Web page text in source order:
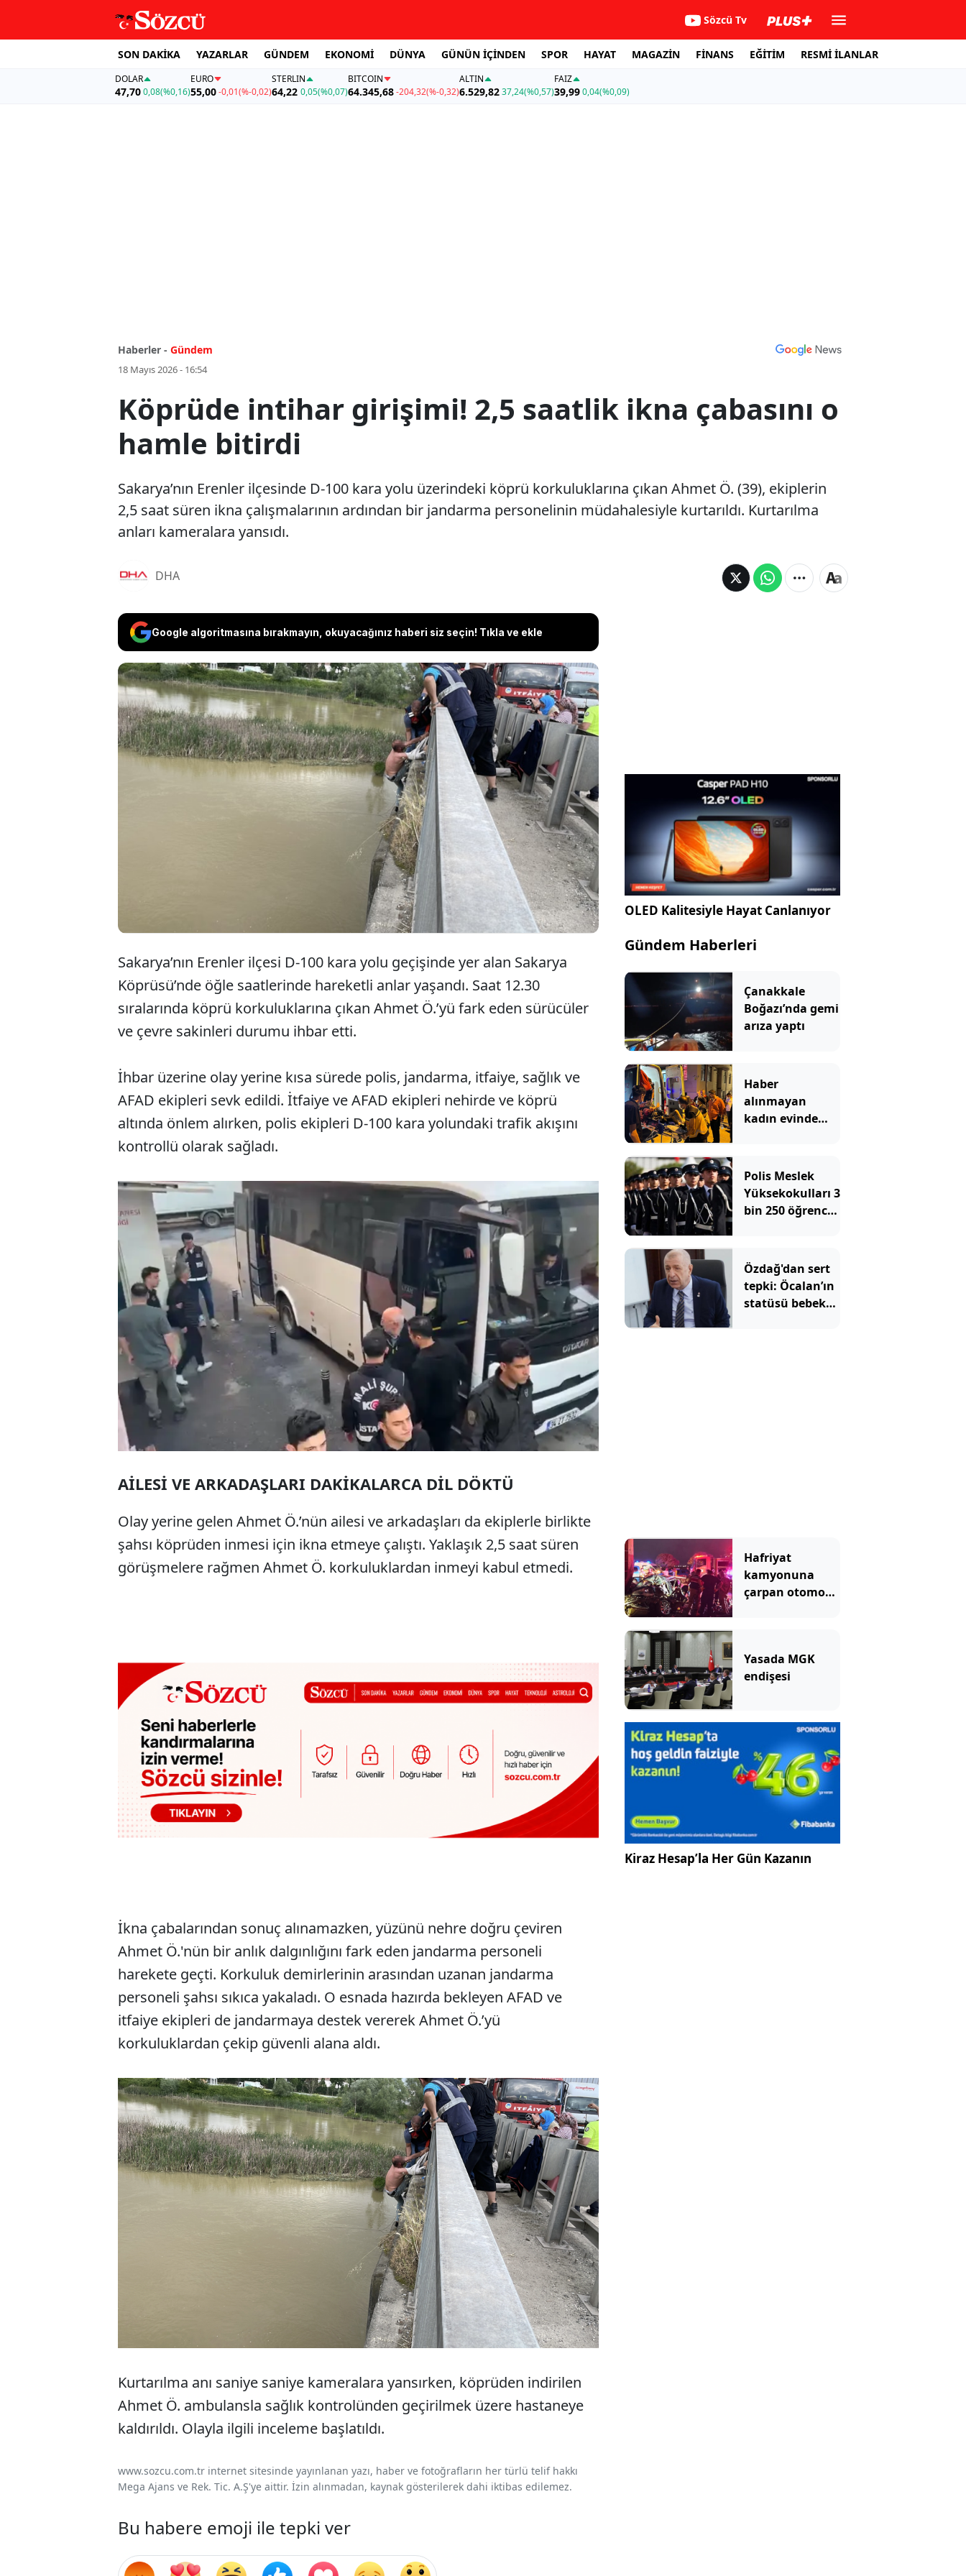
Sözcü Tv
SON DAKİKA YAZARLAR GÜNDEM EKONOMİ DÜNYA GÜNÜN İÇİNDEN SPOR HAYAT MAGAZİN FİNANS EĞİTİM RESMİ İLANLAR
DOLAR
47,700,08(%0,16)
EURO
55,00 -0,01(%-0,02)
STERLIN
64,22 0,05(%0,07)
BITCOIN
64.345,68-204,32(%-0,32)
ALTIN
6.529,8237,24(%0,57)
FAİZ
39,990,04(%0,09)
Haberler - Gündem
18 Mayıs 2026 - 16:54
Köprüde intihar girişimi! 2,5 saatlik ikna çabasını o
hamle bitirdi
Sakarya’nın Erenler ilçesinde D-100 kara yolu üzerindeki köprü korkuluklarına çıkan Ahmet Ö. (39), ekiplerin
2,5 saat süren ikna çalışmalarının ardından bir jandarma personelinin müdahalesiyle kurtarıldı. Kurtarılma
anları kameralara yansıdı.
DHA
Google algoritmasına bırakmayın, okuyacağınız haberi siz seçin! Tıkla ve ekle
Sakarya’nın Erenler ilçesinde D-100 kara yolu üzerindeki köprü
korkuluklarına çıkan Ahmet Ö. (39), ekiplerin 2,5 saat süren ikna
çalışmalarının ardından bir jandarma personelinin
müdahalesiyle kurtarıldı. Kurtarılma anları kameralara yansıdı.
Sakarya’nın Erenler ilçesi D-100 kara yolu geçişinde yer alan Sakarya
Köprüsü’nde öğle saatlerinde hareketli anlar yaşandı. Saat 12.30
sıralarında köprü korkuluklarına çıkan Ahmet Ö.’yü fark eden sürücüler
ve çevre sakinleri durumu ihbar etti.
İhbar üzerine olay yerine kısa sürede polis, jandarma, itfaiye, sağlık ve
AFAD ekipleri sevk edildi. İtfaiye ve AFAD ekipleri nehirde ve köprü
altında önlem alırken, polis ekipleri D-100 kara yolundaki trafik akışını
kontrollü olarak sağladı.
AİLESİ VE ARKADAŞLARI DAKİKALARCA DİL DÖKTÜ
Olay yerine gelen Ahmet Ö.’nün ailesi ve arkadaşları da ekiplerle birlikte
şahsı köprüden inmesi için ikna etmeye çalıştı. Yaklaşık 2,5 saat süren
görüşmelere rağmen Ahmet Ö. korkuluklardan inmeyi kabul etmedi.
İkna çabalarından sonuç alınamazken, yüzünü nehre doğru çeviren
Ahmet Ö.'nün bir anlık dalgınlığını fark eden jandarma personeli
harekete geçti. Korkuluk demirlerinin arasından uzanan jandarma
personeli şahsı sıkıca yakaladı. O esnada hazırda bekleyen AFAD ve
itfaiye ekipleri de jandarmaya destek vererek Ahmet Ö.’yü
korkuluklardan çekip güvenli alana aldı.
Kurtarılma anı saniye saniye kameralara yansırken, köprüden indirilen
Ahmet Ö. ambulansla sağlık kontrolünden geçirilmek üzere hastaneye
kaldırıldı. Olayla ilgili inceleme başlatıldı.
www.sozcu.com.tr internet sitesinde yayınlanan yazı, haber ve fotoğrafların her türlü telif hakkı
Mega Ajans ve Rek. Tic. A.Ş'ye aittir. İzin alınmadan, kaynak gösterilerek dahi iktibas edilemez.
Bu habere emoji ile tepki ver
OLED Kalitesiyle Hayat Canlanıyor
Gündem Haberleri
Çanakkale
Boğazı’nda gemi
arıza yaptı
Haber
alınmayan
kadın evinde
bulundu
Polis Meslek
Yüksekokulları 3
bin 250 öğrenci
Özdağ'dan sert
tepki: Öcalan’ın
statüsü bebek
Hafriyat
kamyonuna
çarpan otomobil
Yasada MGK
endişesi
Kiraz Hesap’la Her Gün Kazanın